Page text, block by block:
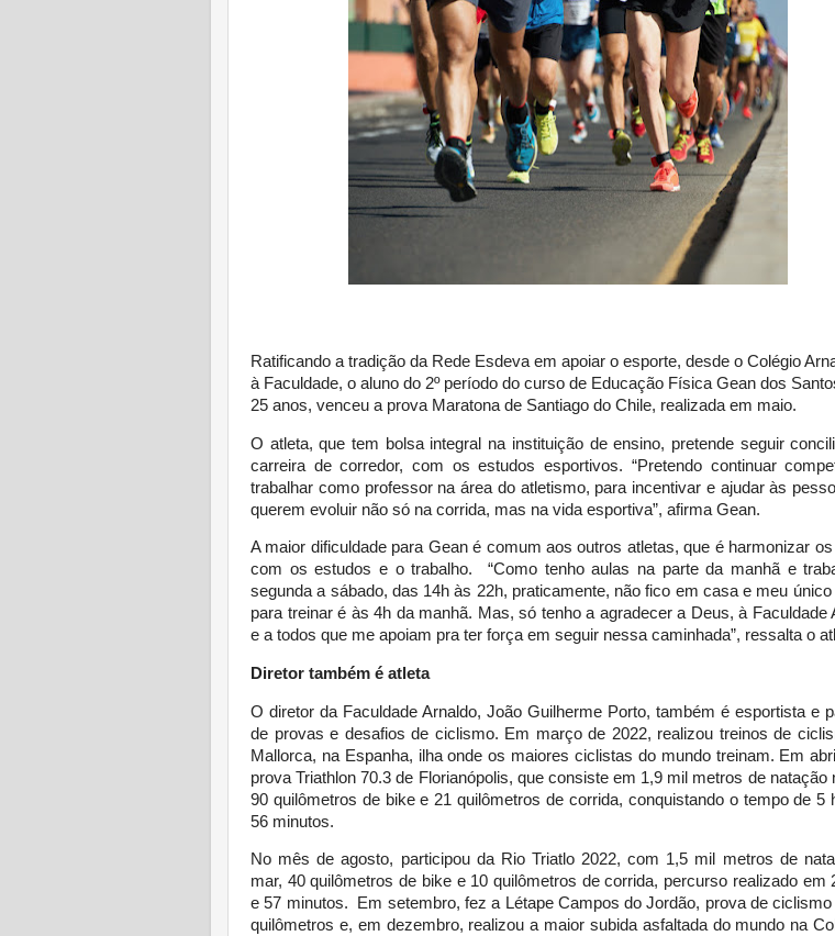
Ratificando a tradição da Rede Esdeva em apoiar o esporte, desde o Colégio
à Faculdade, o aluno do 2º período do curso de Educação Física Gean dos
25 anos, venceu a prova Maratona de Santiago do Chile, realizada em maio.
O atleta, que tem bolsa integral na instituição de ensino, pretende seguir
carreira de corredor, com os estudos esportivos. “Pretendo continuar
trabalhar como professor na área do atletismo, para incentivar e ajudar às
querem evoluir não só na corrida, mas na vida esportiva”, afirma Gean.
A maior dificuldade para Gean é comum aos outros atletas, que é harmonizar os
com os estudos e o trabalho. “Como tenho aulas na parte da manhã e
segunda a sábado, das 14h às 22h, praticamente, não fico em casa e meu único
para treinar é às 4h da manhã. Mas, só tenho a agradecer a Deus, à Faculdade
e a todos que me apoiam pra ter força em seguir nessa caminhada”, ressalta o
Diretor também é atleta
O diretor da Faculdade Arnaldo, João Guilherme Porto, também é esportista e
de provas e desafios de ciclismo. Em março de 2022, realizou treinos de
Mallorca, na Espanha, ilha onde os maiores ciclistas do mundo treinam. Em
prova Triathlon 70.3 de Florianópolis, que consiste em 1,9 mil metros de natação
90 quilômetros de bike e 21 quilômetros de corrida, conquistando o tempo de 5
56 minutos.
No mês de agosto, participou da Rio Triatlo 2022, com 1,5 mil metros de
mar, 40 quilômetros de bike e 10 quilômetros de corrida, percurso realizado em
e 57 minutos. Em setembro, fez a Létape Campos do Jordão, prova de ciclismo
quilômetros e, em dezembro, realizou a maior subida asfaltada do mundo na